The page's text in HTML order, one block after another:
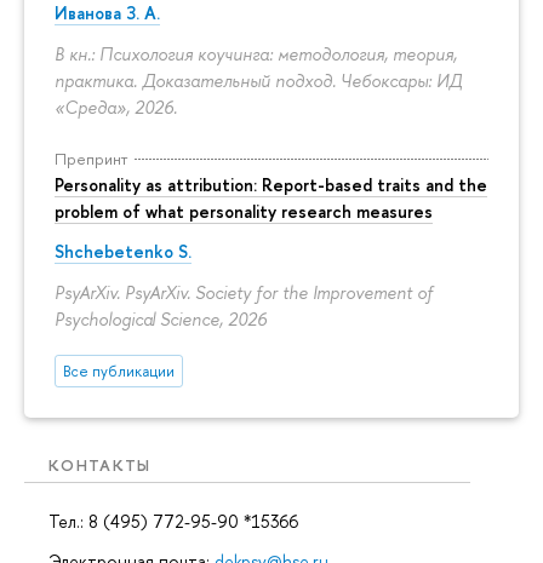
Иванова З. А.
В кн.: Психология коучинга: методология, теория,
практика. Доказательный подход. Чебоксары: ИД
«Среда», 2026.
Препринт
Personality as attribution: Report-based traits and the
problem of what personality research measures
Shchebetenko S.
PsyArXiv. PsyArXiv. Society for the Improvement of
Psychological Science, 2026
Все публикации
КОНТАКТЫ
Тел.: 8 (495) 772-95-90 *15366